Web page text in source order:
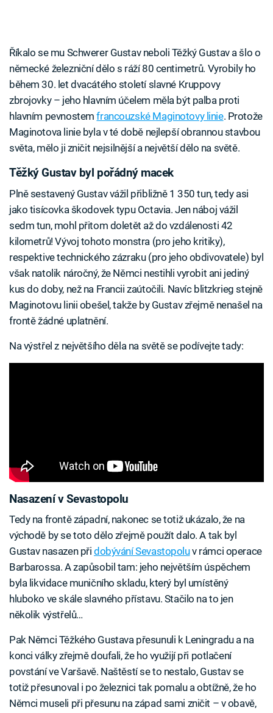
Říkalo se mu Schwerer Gustav neboli Těžký Gustav a šlo o
německé železniční dělo s ráží 80 centimetrů. Vyrobily ho
během 30. let dvacátého století slavné Kruppovy
zbrojovky – jeho hlavním účelem měla být palba proti
hlavním pevnostemfrancouzské Maginotovy linie. Protože
Maginotova linie byla v té době nejlepší obrannou stavbou
světa, mělo ji zničit nejsilnější a největší dělo na světě.
Těžký Gustav byl pořádný macek
Plně sestavený Gustav vážil přibližně 1 350 tun, tedy asi
jako tisícovka škodovek typu Octavia. Jen náboj vážil
sedm tun, mohl přitom doletět až do vzdálenosti 42
kilometrů! Vývoj tohoto monstra (pro jeho kritiky),
respektive technického zázraku (pro jeho obdivovatele) byl
však natolik náročný, že Němci nestihli vyrobit ani jediný
kus do doby, než na Francii zaútočili. Navíc blitzkrieg stejně
Maginotovu linii obešel, takže by Gustav zřejmě nenašel na
frontě žádné uplatnění.
Na výstřel z největšího děla na světě se podívejte tady:
Nasazení v Sevastopolu
Tedy na frontě západní, nakonec se totiž ukázalo, že na
východě by se toto dělo zřejmě použít dalo. A tak byl
Gustav nasazen při dobývání Sevastopoluv rámci operace
Barbarossa. A zapůsobil tam: jeho největším úspěchem
byla likvidace muničního skladu, který byl umístěný
hluboko ve skále slavného přístavu. Stačilo na to jen
několik výstřelů…
Pak Němci Těžkého Gustava přesunuli k Leningradu a na
konci války zřejmě doufali, že ho využijí při potlačení
povstání ve Varšavě. Naštěstí se to nestalo, Gustav se
totiž přesunoval i po železnici tak pomalu a obtížně, že ho
Němci museli při přesunu na západ sami zničit – v obavě,